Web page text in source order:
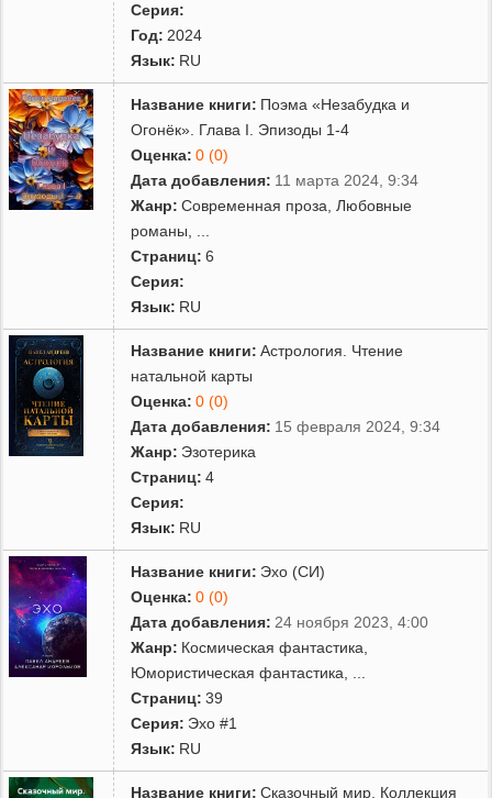
Серия:
Год: 2024
Язык: RU
Название книги: Поэма «Незабудка и
Огонёк». Глава I. Эпизоды 1-4
Оценка: 0 (0)
Дата добавления: 11 марта 2024, 9:34
Жанр: Современная проза
Любовные
романы
Страниц: 6
Серия:
Язык: RU
Название книги: Астрология. Чтение
натальной карты
Оценка: 0 (0)
Дата добавления: 15 февраля 2024, 9:34
Жанр: Эзотерика
Страниц: 4
Серия:
Язык: RU
Название книги: Эхо (СИ)
Оценка: 0 (0)
Дата добавления: 24 ноября 2023, 4:00
Жанр: Космическая фантастика
Юмористическая фантастика
Страниц: 39
Серия: Эхо #1
Язык: RU
Название книги: Сказочный мир. Коллекция